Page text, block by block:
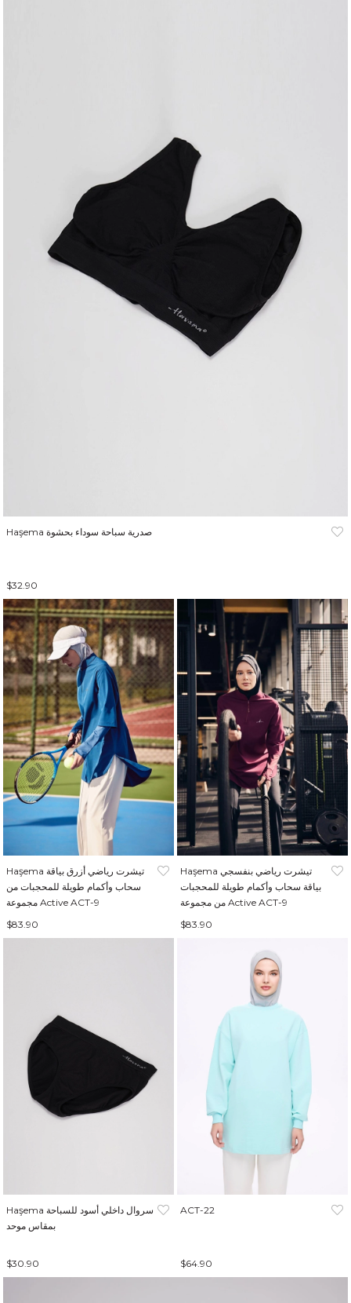
Haşema صدرية سباحة سوداء بحشوة
$32.90
Haşema تيشرت رياضي أزرق بياقة
سحاب وأكمام طويلة للمحجبات من
مجموعة Active ACT-9
$83.90
Haşema تيشرت رياضي بنفسجي
بياقة سحاب وأكمام طويلة للمحجبات
من مجموعة Active ACT-9
$83.90
Haşema سروال داخلي أسود للسباحة
بمقاس موحد
$30.90
ACT-22
$64.90